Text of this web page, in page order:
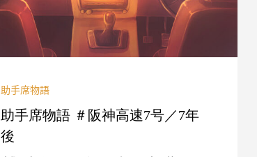
助手席物語
助手席物語 ＃阪神高速7号／7年
後